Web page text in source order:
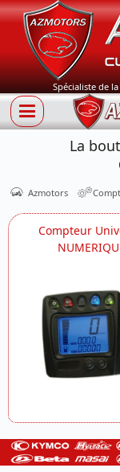
Spécialiste de
La
Azmotors
Compteur